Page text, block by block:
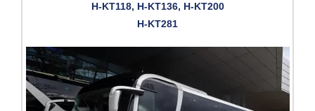
H-KT118, H-KT136, H-KT200
H-KT281